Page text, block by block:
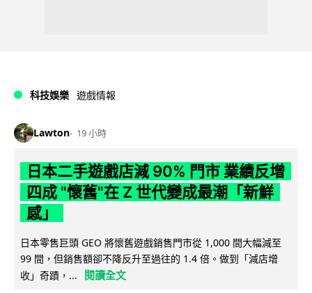
科技娛樂 遊戲情報
Lawton 19 小時
日本二手遊戲店減 90% 門市 業績反增
四成 "懷舊"在 Z 世代變成最潮「新鮮
感」
日本零售巨頭 GEO 將懷舊遊戲銷售門市從 1,000 間大幅減至
99 間，但銷售額卻不降反升至過往的 1.4 倍。做到「減店增
收」奇蹟，...
閱讀全文